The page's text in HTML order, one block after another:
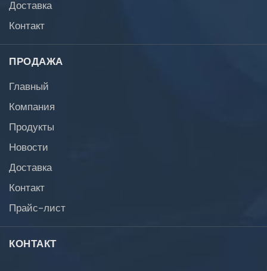
Доставка
Контакт
ПРОДАЖА
Главный
Компания
Продукты
Новости
Доставка
Контакт
Прайс-лист
КОНТАКТ